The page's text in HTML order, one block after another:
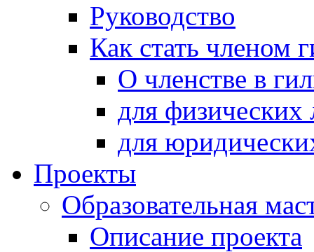
Руководство
Как стать членом
О членстве в
для физических
для
Проекты
Образовательная
Описание проекта